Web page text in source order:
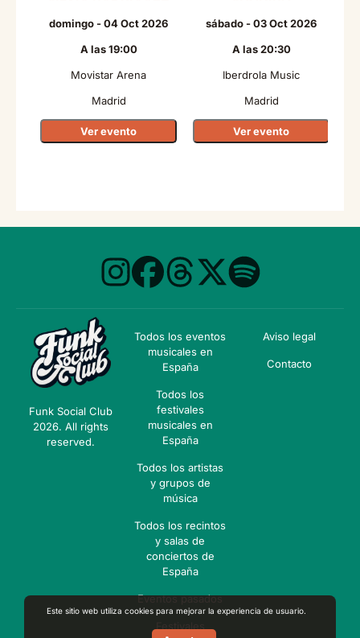
domingo - 04 Oct 2026
A las 19:00
Movistar Arena
Madrid
Ver evento
sábado - 03 Oct 2026
A las 20:30
Iberdrola Music
Madrid
Ver evento
Este sitio web utiliza cookies para mejorar la experiencia de usuario.
Funk Social Club
2026. All rights
reserved.
Todos los eventos
musicales en
España
Todos los
festivales
musicales en
España
Todos los artistas
y grupos de
música
Todos los recintos
y salas de
conciertos de
España
Eventos pasados
Festivales
Aviso legal
Contacto